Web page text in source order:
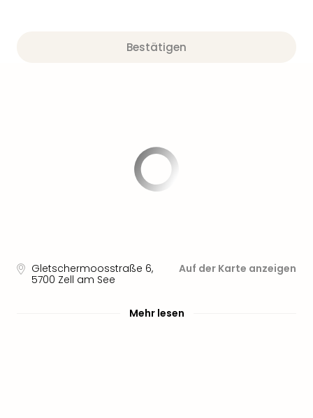
Bestätigen
Gletschermoosstraße 6,
5700 Zell am See
Auf der Karte anzeigen
Mehr lesen